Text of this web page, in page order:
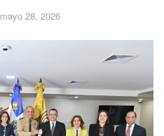
mayo 28, 2026